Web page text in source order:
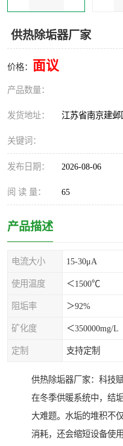
供热除垢器厂家
价格： 面议
产品数量：
发货地址： 江苏省南京建邺
关键词：
发布日期： 2026-08-06
阅 读 量： 65
产品描述
电流大小 15-30μA
使用温度 ＜1500℃
阻垢率 ＞92%
矿化度 ＜350000mg/L
定制 支持定制
供热除垢器厂家：科技
在冬季供暖系统中，结
大难题。水垢的堆积不
消耗，还会缩短设备使